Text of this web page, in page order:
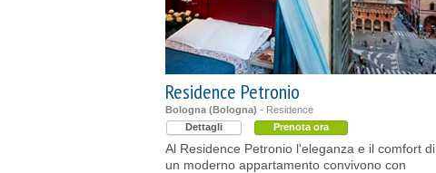
Residence Petronio
Bologna (Bologna) - Residence
Dettagli
Prenota ora
Al Residence Petronio l'eleganza e il comfort di
un moderno appartamento convivono con